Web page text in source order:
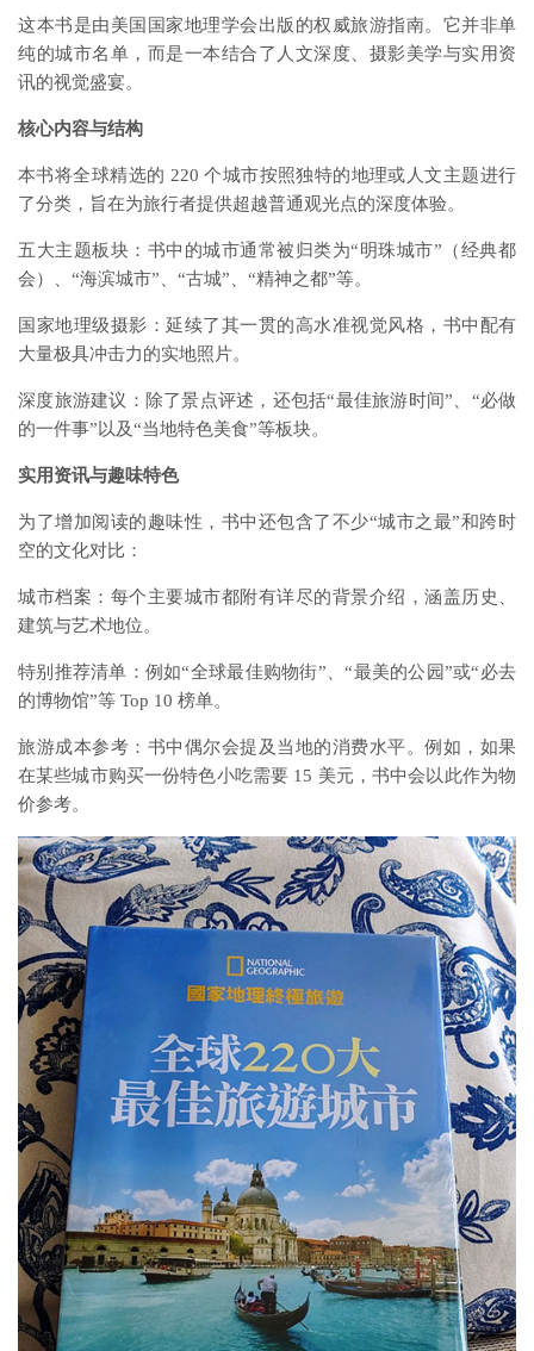
这本书是由美国国家地理学会出版的权威旅游指南。它并非单
纯的城市名单，而是一本结合了人文深度、摄影美学与实用资
讯的视觉盛宴。
核心内容与结构
本书将全球精选的 220 个城市按照独特的地理或人文主题进行
了分类，旨在为旅行者提供超越普通观光点的深度体验。
五大主题板块：书中的城市通常被归类为“明珠城市”（经典都
会）、“海滨城市”、“古城”、“精神之都”等。
国家地理级摄影：延续了其一贯的高水准视觉风格，书中配有
大量极具冲击力的实地照片。
深度旅游建议：除了景点评述，还包括“最佳旅游时间”、“必做
的一件事”以及“当地特色美食”等板块。
实用资讯与趣味特色
为了增加阅读的趣味性，书中还包含了不少“城市之最”和跨时
空的文化对比：
城市档案：每个主要城市都附有详尽的背景介绍，涵盖历史、
建筑与艺术地位。
特别推荐清单：例如“全球最佳购物街”、“最美的公园”或“必去
的博物馆”等 Top 10 榜单。
旅游成本参考：书中偶尔会提及当地的消费水平。例如，如果
在某些城市购买一份特色小吃需要 15 美元，书中会以此作为物
价参考。